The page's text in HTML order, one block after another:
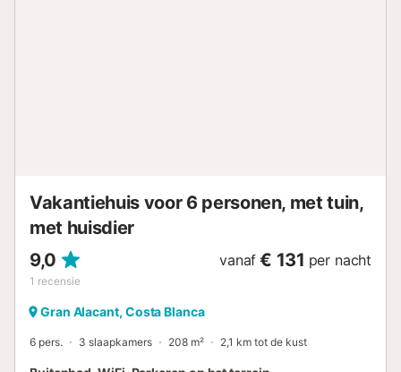
Vakantiehuis voor 6 personen, met tuin,
met huisdier
9,0
1 recensie
vanaf € 131 per nacht
Gran Alacant, Costa Blanca
6 pers. 3 slaapkamers 208 m² 2,1 km tot de kust